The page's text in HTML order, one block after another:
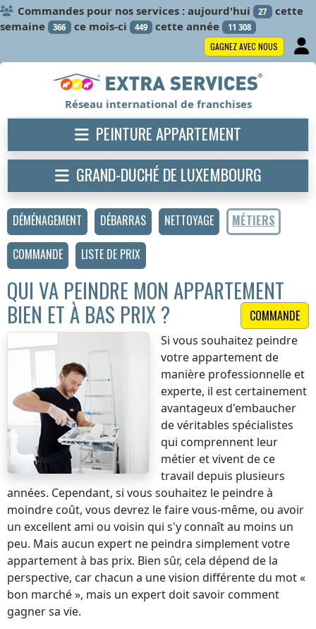
Commandes pour nos services : aujourd'hui 27 cette
semaine
366 ce mois-ci 449 cette année 11 308
GAGNEZ AVEC NOUS
DÉMÉNAGEMENT DÉBARRAS NETTOYAGE
MÉTIERS
COMMANDE
LISTE DE PRIX
QUI VA PEINDRE MON APPARTEMENT
BIEN ET À BAS PRIX ?
COMMANDE
Si vous souhaitez peindre
votre appartement de
manière professionnelle et
experte, il est certainement
avantageux d'embaucher
de véritables spécialistes
qui comprennent leur
métier et vivent de ce
travail depuis plusieurs
années. Cependant, si vous souhaitez le peindre à
moindre coût, vous devrez le faire vous-même, ou avoir
un excellent ami ou voisin qui s'y connaît au moins un
peu. Mais aucun expert ne peindra simplement votre
appartement à bas prix. Bien sûr, cela dépend de la
perspective, car chacun a une vision différente du mot «
bon marché », mais un expert doit savoir comment
gagner sa vie.
Réseau international de franchises
PEINTURE APPARTEMENT
GRAND-DUCHÉ DE LUXEMBOURG